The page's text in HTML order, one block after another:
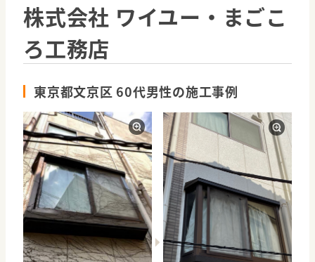
株式会社 ワイユー・まごこ
ろ工務店
東京都文京区 60代男性の施工事例